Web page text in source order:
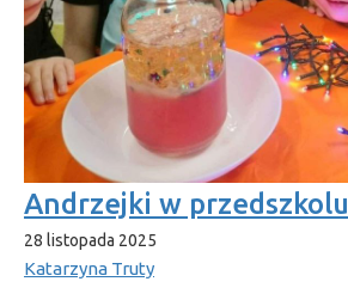
Andrzejki w przedszkolu
28 listopada 2025
Katarzyna Truty